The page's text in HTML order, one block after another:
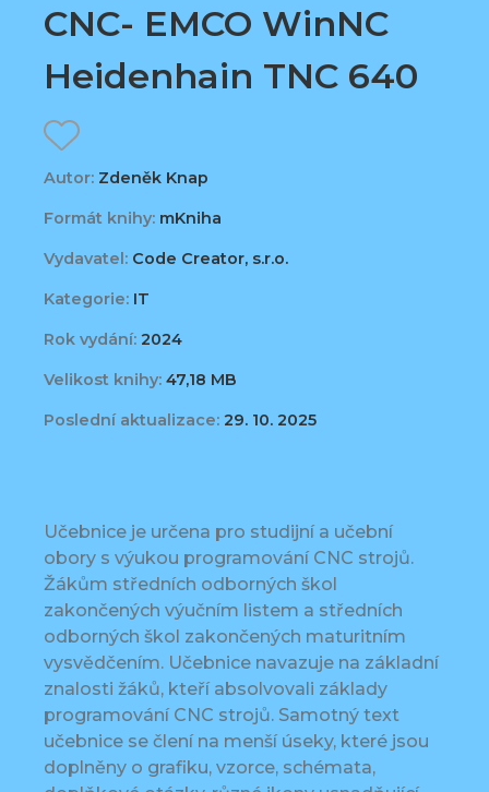
CNC- EMCO WinNC
Heidenhain TNC 640
Autor: Zdeněk Knap
Formát knihy: mKniha
Vydavatel: Code Creator, s.r.o.
Kategorie: IT
Rok vydání: 2024
Velikost knihy: 47,18 MB
Poslední aktualizace: 29. 10. 2025
Učebnice je určena pro studijní a učební
obory s výukou programování CNC strojů.
Žákům středních odborných škol
zakončených výučním listem a středních
odborných škol zakončených maturitním
vysvědčením. Učebnice navazuje na základní
znalosti žáků, kteří absolvovali základy
programování CNC strojů. Samotný text
učebnice se člení na menší úseky, které jsou
doplněny o grafiku, vzorce, schémata,